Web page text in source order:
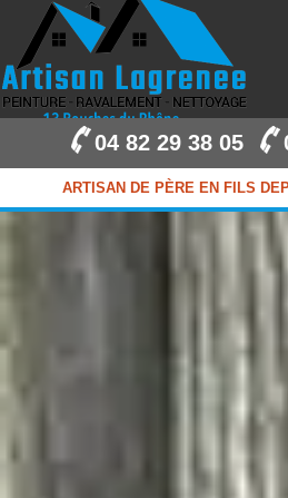
04 82 29 38 05
ARTISAN DE PÈRE EN FILS